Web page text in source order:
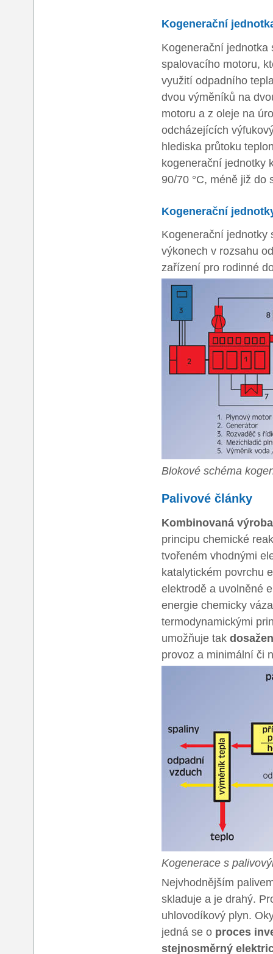
Kogenerační
Kogenerační jednotka
spalovacího motoru,
využití odpadního
dvou výměníků na
motoru a z oleje na
odcházejících
hlediska průtoku
kogenerační jednotky
90/70 °C, méně již do
Kogenerační
Kogenerační jednotky
výkonech v rozsahu
zařízení pro rodinné
Blokové schéma
Palivové články
Kombinovaná
principu chemické
tvořeném vhodnými
katalytickém povrchu
elektrodě a uvolněné
energie chemicky
termodynamickými
umožňuje tak
provoz a minimální či
Kogenerace s
Nejvhodnějším
skladuje a je drahý.
uhlovodíkový plyn.
jedná se o proces
stejnosměrný